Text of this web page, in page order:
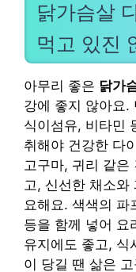
닭가슴살
먹고 있진
아무리 좋은 닭가
강에 좋지 않아요.
식이섬유, 비타민
취해야 건강한 다
고구마, 귀리 같은
고, 신선한 채소와
요해요. 색색의 파
등을 함께 넣어 요
유지에도 좋고, 식
이 당길 땐 삶은